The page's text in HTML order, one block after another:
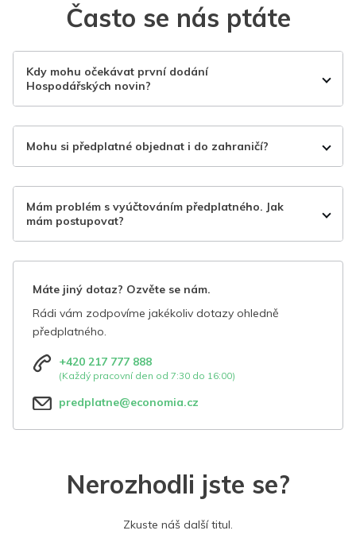
Často se nás ptáte
Kdy mohu očekávat první dodání
Hospodářských novin?
Mohu si předplatné objednat i do zahraničí?
Mám problém s vyúčtováním předplatného. Jak
mám postupovat?
Máte jiný dotaz? Ozvěte se nám.
Rádi vám zodpovíme jakékoliv dotazy ohledně
předplatného.
+420 217 777 888
(Každý pracovní den od 7:30 do 16:00)
predplatne@economia.cz
Nerozhodli jste se?
Zkuste náš další titul.